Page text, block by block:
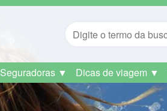
Seguradoras ▼ Dicas de viagem ▼